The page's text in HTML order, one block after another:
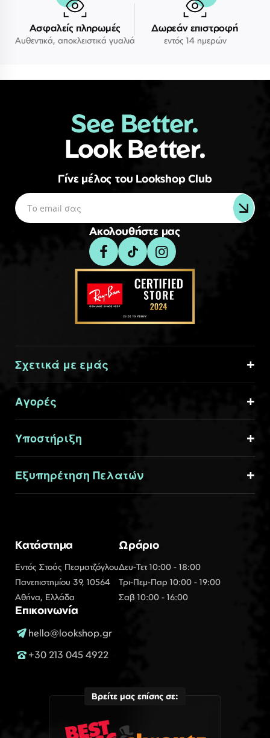
Ασφαλείς πληρωμές
Αυθεντικά, αποκλειστικά γυαλιά
Δωρεάν επιστροφή
εντός 14 ημερών
See Better.
Look Better.
Γίνε μέλος του Lookshop Club
Ακολουθήστε μας
Σχετικά με εμάς
Αγορές
Υποστήριξη
Εξυπηρέτηση Πελατών
Κατάστημα
Εντός Στοάς Πεσματζόγλου
Πανεπιστημίου 39, 10564
Αθήνα, Ελλάδα
Ωράριο
Δευ-Τετ 10:00 - 18:00
Τρι-Πεμ-Παρ 10:00 - 19:00
Σαβ 10:00 - 16:00
Επικοινωνία
hello@lookshop.gr
+30 213 045 4922
Βρείτε μας επίσης σε: